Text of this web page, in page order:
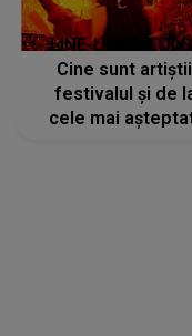
LINE-UP
Cine sunt
festivalul și de
cele mai